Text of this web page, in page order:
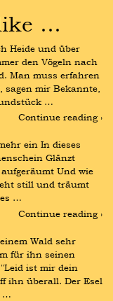
…
Heide und über
den Vögeln nach
Man muss erfahren
sagen mir Bekannte,
…
Continue reading ›
ein In dieses
Glänzt
Und wie
still und träumt
…
Continue reading ›
Wald sehr
für ihn seinen
ist mir dein
ihn überall. Der Esel
…